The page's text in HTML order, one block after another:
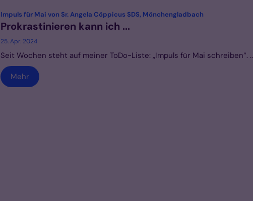
Impuls für Mai von Sr. Angela Cöppicus SDS, Mönchengladbach:
Prokrastinieren kann ich ...
25. Apr. 2024
Seit Wochen steht auf meiner ToDo-Liste: „Impuls für Mai schreiben“.
Mehr